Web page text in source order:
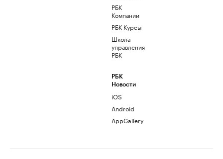
РБК
Компании
РБК Курсы
Школа
управления
РБК
РБК
Новости
iOS
Android
AppGallery